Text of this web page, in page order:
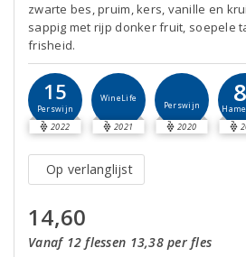
zwarte bes, pruim, kers, vanille en
sappig met rijp donker fruit, soepele
frisheid.
15
Perswijn
2022
WineLife
2021
Perswijn
2020
8
Op verlanglijst
14,60
Vanaf 12 flessen 13,38 per fles